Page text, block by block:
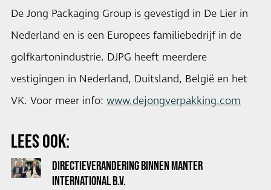
De Jong Packaging Group is gevestigd in De Lier in
Nederland en is een Europees familiebedrijf in de
golfkartonindustrie. DJPG heeft meerdere
vestigingen in Nederland, Duitsland, België en het
VK. Voor meer info: www.dejongverpakking.com
LEES OOK:
DIRECTIEVERANDERING BINNEN MANTER
INTERNATIONAL B.V.